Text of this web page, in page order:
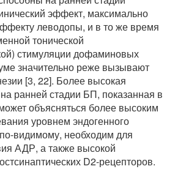
эффект, максимально
леводопы, и в то же время
тонической
стимуляции дофаминовых
значительно реже вызывают
[3, 22]. Более высокая
ранней стадии БП, показанная в
объясняться более высоким
уровнем эндогенного
видимому, необходим для
АДР, а также высокой
D2-рецепторов.